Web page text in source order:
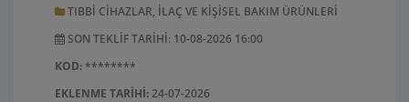
TIBBI CIHAZLAR, ILAÇ VE KIŞISEL BAKIM ÜRÜNLERI
SON TEKLIF TARIHI: 10-08-2026 16:00
KOD:********
EKLENME TARIHI:24-07-2026